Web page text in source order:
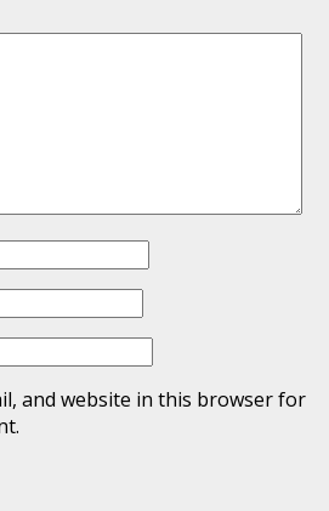
and website in this browser for